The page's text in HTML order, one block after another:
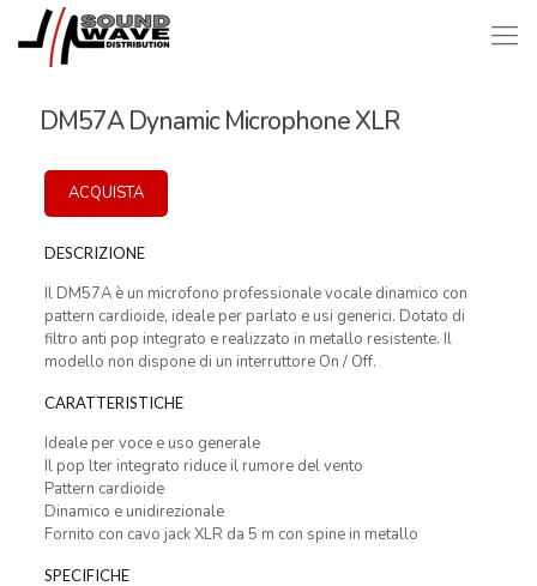
DM57A Dynamic Microphone XLR
ACQUISTA
DESCRIZIONE
Il DM57A è un microfono professionale vocale dinamico con
pattern cardioide, ideale per parlato e usi generici. Dotato di
filtro anti pop integrato e realizzato in metallo resistente. Il
modello non dispone di un interruttore On / Off.
CARATTERISTICHE
Ideale per voce e uso generale
Il pop lter integrato riduce il rumore del vento
Pattern cardioide
Dinamico e unidirezionale
Fornito con cavo jack XLR da 5 m con spine in metallo
SPECIFICHE